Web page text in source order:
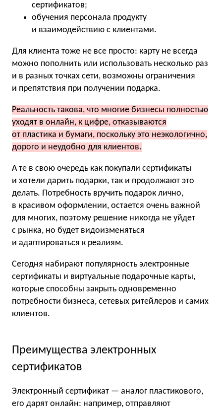
сертификатов;
обучения персонала продукту
и взаимодействию с клиентами.
Для клиента тоже не все просто: карту не всегда
можно пополнить или использовать несколько раз
и в разных точках сети, возможны ограничения
и препятствия при получении подарка.
Реальность такова, что многие бизнесы полностью
уходят в онлайн, к цифре, отказываются
от пластика и бумаги, поскольку это неэкологично,
дорого и неудобно для клиентов.
А те в свою очередь как покупали сертификаты
и хотели дарить подарки, так и продолжают это
делать. Потребность вручить подарок лично,
в красивом оформлении, остается очень важной
для многих, поэтому решение никогда не уйдет
с рынка, но будет видоизменяться
и адаптироваться к реалиям.
Сегодня набирают популярность электронные
сертификаты и виртуальные подарочные карты,
которые способны закрыть одновременно
потребности бизнеса, сетевых ритейлеров и самих
клиентов.
Преимущества электронных
сертификатов
Электронный сертификат — аналог пластикового,
его дарят онлайн: например, отправляют